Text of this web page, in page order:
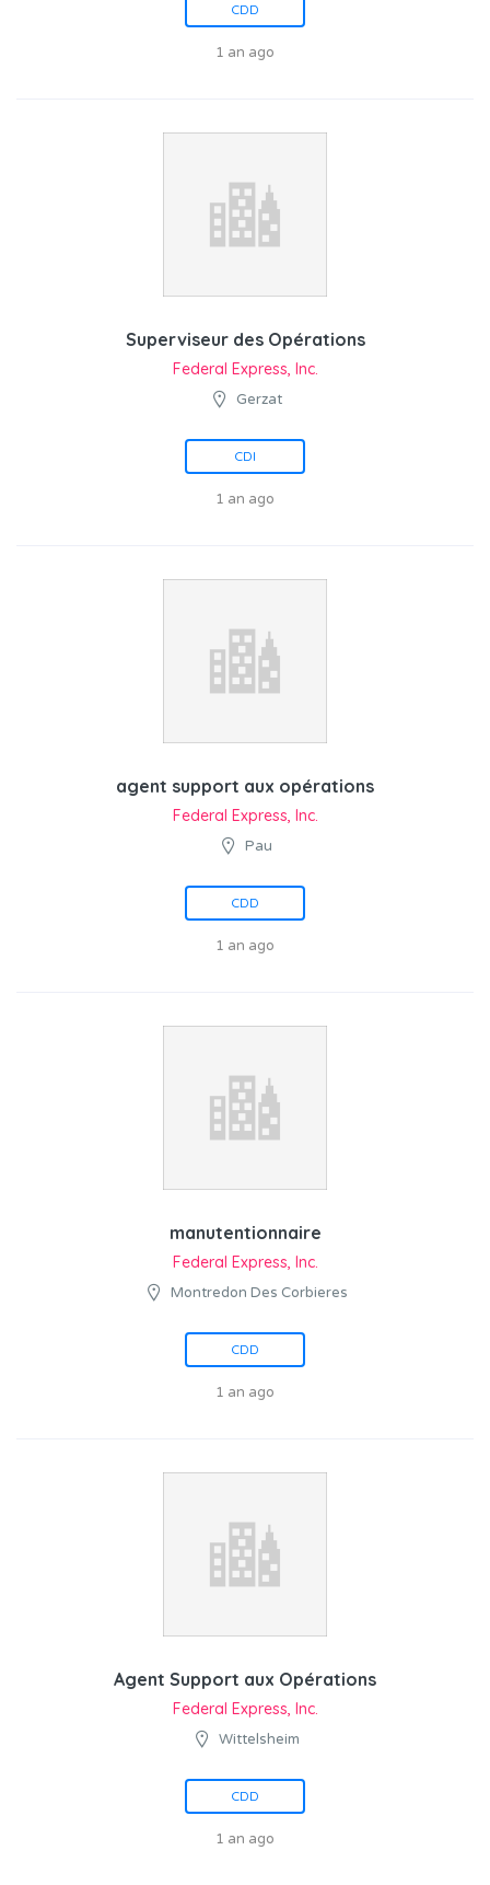
CDD
1 an ago
Superviseur des Opérations
Federal Express, Inc.
Gerzat
CDI
1 an ago
agent support aux opérations
Federal Express, Inc.
Pau
CDD
1 an ago
manutentionnaire
Federal Express, Inc.
Montredon Des Corbieres
CDD
1 an ago
Agent Support aux Opérations
Federal Express, Inc.
Wittelsheim
CDD
1 an ago